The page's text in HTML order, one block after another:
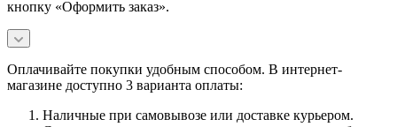
кнопку «Оформить заказ».
Оплачивайте покупки удобным способом. В интернет-
магазине доступно 3 варианта оплаты:
Наличные при самовывозе или доставке курьером.